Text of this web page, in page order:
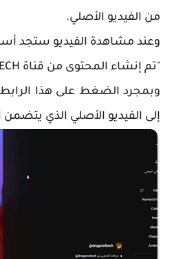
من الفيديو الأصلي.
وعند مشاهدة الفيديو ستجد
"تم إنشاء المحتوى من قناة DRAGON4TECH"
وبمجرد الضغط على هذا
إلى الفيديو الأصلي الذي يتضمن